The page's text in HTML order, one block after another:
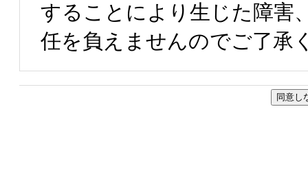
することにより生じた障害
任を負えませんのでご了承